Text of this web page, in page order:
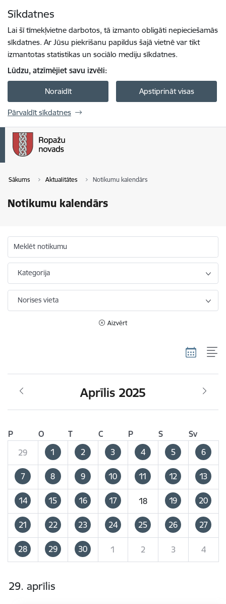
Sīkdatnes
Lai šī tīmekļvietne darbotos, tā izmanto obligāti nepieciešamās
sīkdatnes. Ar Jūsu piekrišanu papildus šajā vietnē var tikt
izmantotas statistikas un sociālo mediju sīkdatnes.
Lūdzu, atzīmējiet savu izvēli:
Noraidīt Apstiprināt visas
Pārvaldīt sīkdatnes
Sākums Aktualitātes Notikumu kalendārs
Notikumu kalendārs
Meklēt notikumu
Kategorija
Norises vieta
Aizvērt
Aprīlis 2025
P O T C P S
Sv
29
1 2 3 4 5 6
7 8 9 10 11 12 13
14 15 16 17 18 19 20
21 22 23 24 25 26 27
28 29 30 1 2 3 4
29. aprīlis